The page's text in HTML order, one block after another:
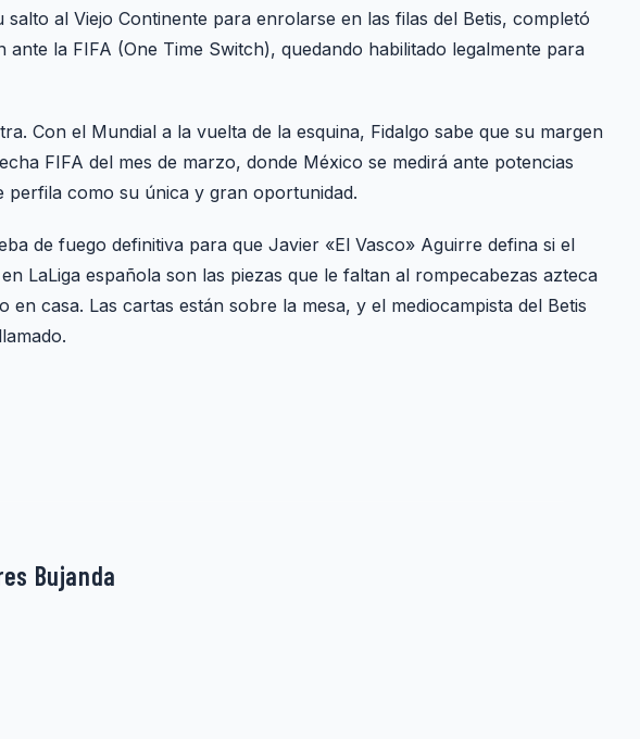
al Viejo Continente para enrolarse en las filas del Betis, completó
la FIFA (One Time Switch), quedando habilitado legalmente para
Con el Mundial a la vuelta de la esquina, Fidalgo sabe que su margen
FIFA del mes de marzo, donde México se medirá ante potencias
perfila como su única y gran oportunidad.
de fuego definitiva para que Javier «El Vasco» Aguirre defina si el
LaLiga española son las piezas que le faltan al rompecabezas azteca
casa. Las cartas están sobre la mesa, y el mediocampista del Betis
Bujanda